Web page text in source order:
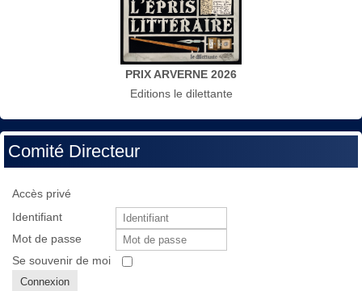
PRIX ARVERNE 2026
Editions le dilettante
Comité Directeur
Accès privé
Identifiant
Mot de passe
Se souvenir de moi
Connexion